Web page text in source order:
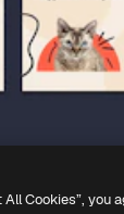
Cookies”, you